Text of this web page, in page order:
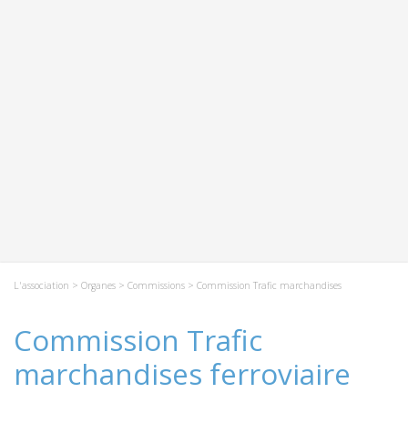
L'association > Organes > Commissions > Commission Trafic marchandises
Commission Trafic
marchandises ferroviaire